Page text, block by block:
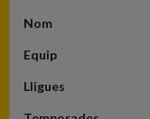
Nom
Equip
Lligues